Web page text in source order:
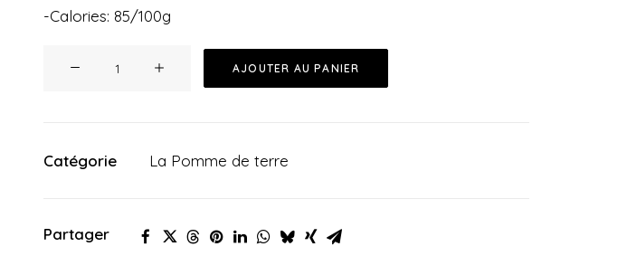
-Calories: 85/100g
terre
500g
AJOUTER AU PANIER
Catégorie La Pomme de terre
Partager